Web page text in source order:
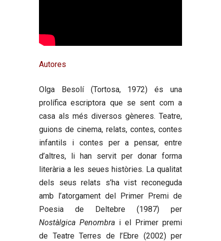
Autores
Olga Besolí(Tortosa, 1972) és una
prolífica escriptora que se sent com a
casa als més diversos gèneres. Teatre,
guions de cinema, relats, contes, contes
infantils i contes per a pensar, entre
d’altres, li han servit per donar forma
literària a les seues històries. La qualitat
dels seus relats s’ha vist reconeguda
amb l’atorgament del Primer Premi de
Poesia de Deltebre (1987) per
Nostàlgica Penombra i el Primer premi
de Teatre Terres de l’Ebre (2002) per